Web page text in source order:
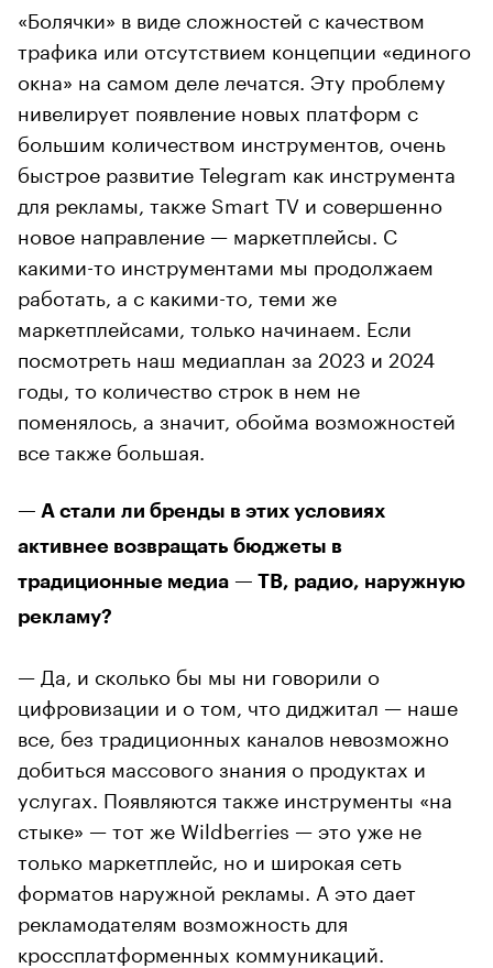
«Болячки» в виде сложностей с качеством
трафика или отсутствием концепции «единого
окна» на самом деле лечатся. Эту проблему
нивелирует появление новых платформ с
большим количеством инструментов, очень
быстрое развитие Telegram как инструмента
для рекламы, также Smart TV и совершенно
новое направление — маркетплейсы. С
какими-то инструментами мы продолжаем
работать, а с какими-то, теми же
маркетплейсами, только начинаем. Если
посмотреть наш медиаплан за 2023 и 2024
годы, то количество строк в нем не
поменялось, а значит, обойма возможностей
все также большая.
— А стали ли бренды в этих условиях
активнее возвращать бюджеты в
традиционные медиа — ТВ, радио, наружную
рекламу?
— Да, и сколько бы мы ни говорили о
цифровизации и о том, что диджитал — наше
все, без традиционных каналов невозможно
добиться массового знания о продуктах и
услугах. Появляются также инструменты «на
стыке» — тот же Wildberries — это уже не
только маркетплейс, но и широкая сеть
форматов наружной рекламы. А это дает
рекламодателям возможность для
кроссплатформенных коммуникаций.